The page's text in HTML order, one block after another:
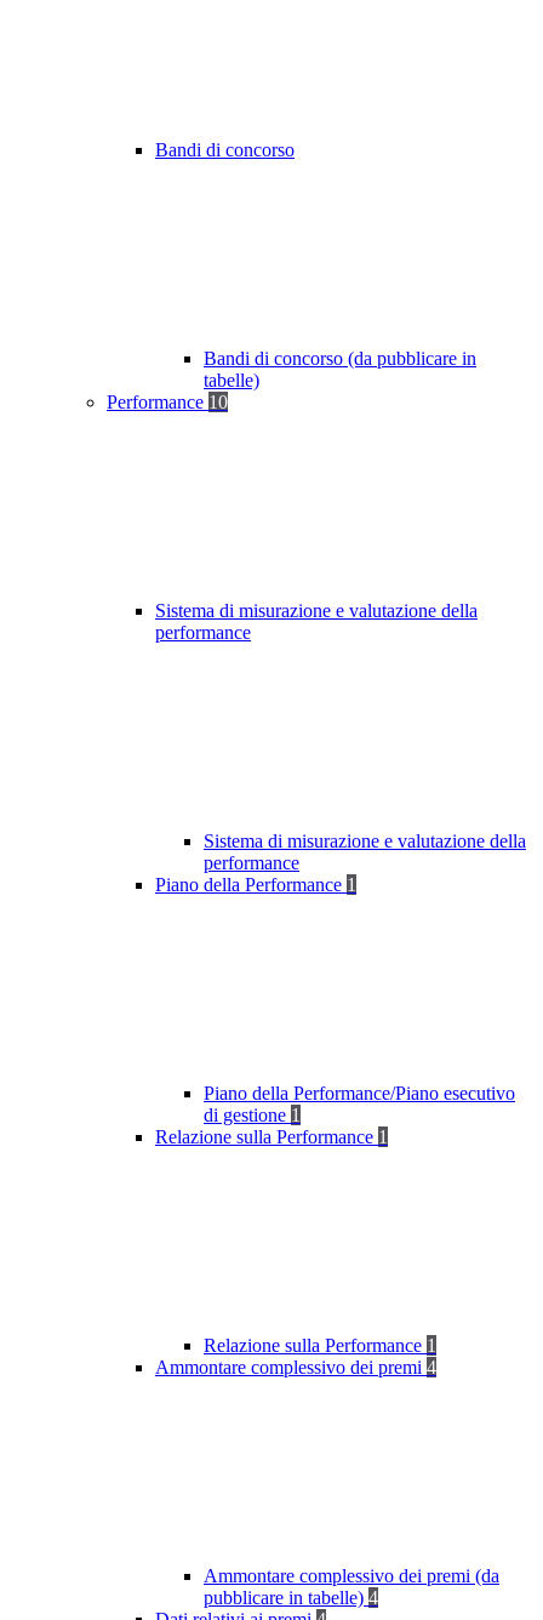
Bandi di concorso
Bandi di concorso (da pubblicare in
tabelle)
Performance 10
Sistema di misurazione e valutazione della
performance
Sistema di misurazione e valutazione della
performance
Piano della Performance 1
Piano della Performance/Piano esecutivo
di gestione 1
Relazione sulla Performance 1
Relazione sulla Performance 1
Ammontare complessivo dei premi 4
Ammontare complessivo dei premi (da
pubblicare in tabelle) 4